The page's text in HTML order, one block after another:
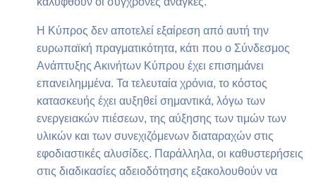
Η Κύπρος δεν αποτελεί εξαίρεση από αυτή την
ευρωπαϊκή πραγματικότητα, κάτι που ο Σύνδεσμος
Ανάπτυξης Ακινήτων Κύπρου έχει επισημάνει
επανειλημμένα. Τα τελευταία χρόνια, το κόστος
κατασκευής έχει αυξηθεί σημαντικά, λόγω των
ενεργειακών πιέσεων, της αύξησης των τιμών των
υλικών και των συνεχιζόμενων διαταραχών στις
εφοδιαστικές αλυσίδες. Παράλληλα, οι καθυστερήσεις
στις διαδικασίες αδειοδότησης εξακολουθούν να